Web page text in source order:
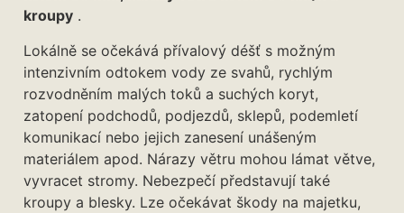
kroupy .
Lokálně se očekává přívalový déšť s možným
intenzivním odtokem vody ze svahů, rychlým
rozvodněním malých toků a suchých koryt,
zatopení podchodů, podjezdů, sklepů, podemletí
komunikací nebo jejich zanesení unášeným
materiálem apod. Nárazy větru mohou lámat větve,
vyvracet stromy. Nebezpečí představují také
kroupy a blesky. Lze očekávat škody na majetku,